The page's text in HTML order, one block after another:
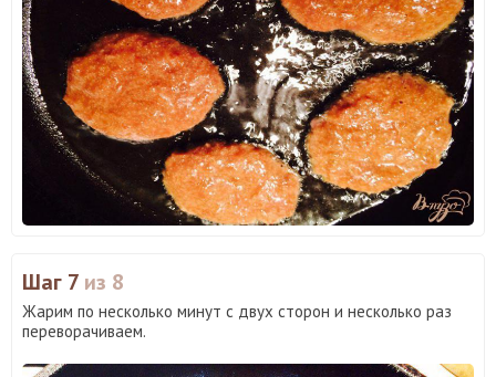
Шаг 7 из 8
Жарим по несколько минут с двух сторон и несколько раз
переворачиваем.